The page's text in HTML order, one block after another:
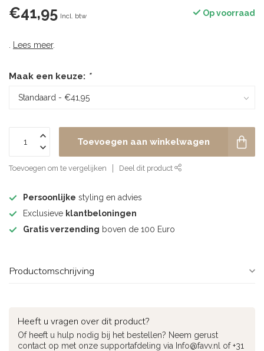
€41,95 Incl. btw Op voorraad
Lees meer.
Maak een keuze: *
Toevoegen aan winkelwagen
Toevoegen om te vergelijken Deel dit product
Persoonlijke styling en advies
Exclusieve klantbeloningen
Gratis verzending boven de 100 Euro
Productomschrijving
Heeft u vragen over dit product?
Of heeft u hulp nodig bij het bestellen? Neem gerust
contact op met onze supportafdeling via Info@favv.nl
of +31